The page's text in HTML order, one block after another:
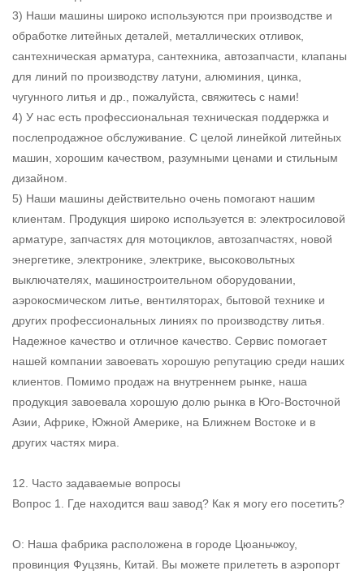
3) Наши машины широко используются при производстве и
обработке литейных деталей, металлических отливок,
сантехническая арматура, сантехника, автозапчасти, клапаны
для линий по производству латуни, алюминия, цинка,
чугунного литья и др., пожалуйста, свяжитесь с нами!
4) У нас есть профессиональная техническая поддержка и
послепродажное обслуживание. С целой линейкой литейных
машин, хорошим качеством, разумными ценами и стильным
дизайном.
5) Наши машины действительно очень помогают нашим
клиентам. Продукция широко используется в: электросиловой
арматуре, запчастях для мотоциклов, автозапчастях, новой
энергетике, электронике, электрике, высоковольтных
выключателях, машиностроительном оборудовании,
аэрокосмическом литье, вентиляторах, бытовой технике и
других профессиональных линиях по производству литья.
Надежное качество и отличное качество. Сервис помогает
нашей компании завоевать хорошую репутацию среди наших
клиентов. Помимо продаж на внутреннем рынке, наша
продукция завоевала хорошую долю рынка в Юго-Восточной
Азии, Африке, Южной Америке, на Ближнем Востоке и в
других частях мира.
12. Часто задаваемые вопросы
Вопрос 1. Где находится ваш завод? Как я могу его посетить?
О: Наша фабрика расположена в городе Цюаньчжоу,
провинция Фуцзянь, Китай. Вы можете прилететь в аэропорт